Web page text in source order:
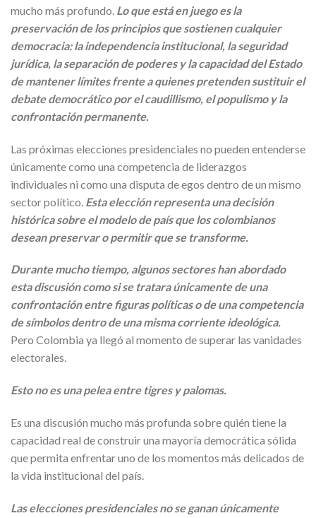
mucho más profundo. Lo que está en juego es la
preservación de los principios que sostienen cualquier
democracia: la independencia institucional, la seguridad
jurídica, la separación de poderes y la capacidad del Estado
de mantener límites frente a quienes pretenden sustituir el
debate democrático por el caudillismo, el populismo y la
confrontación permanente.
Las próximas elecciones presidenciales no pueden entenderse
únicamente como una competencia de liderazgos
individuales ni como una disputa de egos dentro de un mismo
sector político. Esta elección representa una decisión
histórica sobre el modelo de país que los colombianos
desean preservar o permitir que se transforme.
Durante mucho tiempo, algunos sectores han abordado
esta discusión como si se tratara únicamente de una
confrontación entre figuras políticas o de una competencia
de símbolos dentro de una misma corriente ideológica.
Pero Colombia ya llegó al momento de superar las vanidades
electorales.
Esto no es una pelea entre tigres y palomas.
Es una discusión mucho más profunda sobre quién tiene la
capacidad real de construir una mayoría democrática sólida
que permita enfrentar uno de los momentos más delicados de
la vida institucional del país.
Las elecciones presidenciales no se ganan únicamente